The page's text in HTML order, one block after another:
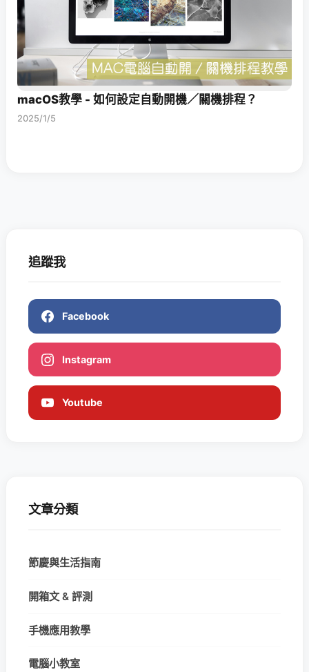
macOS教學 - 如何設定自動開機／關機排程？
2025/1/5
追蹤我
Facebook
Instagram
Youtube
文章分類
節慶與生活指南
開箱文 & 評測
手機應用教學
電腦小教室